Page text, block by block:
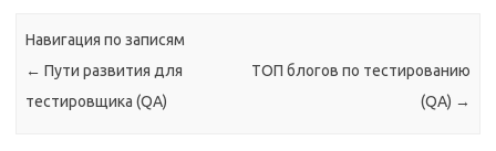
Навигация по записям
← Пути развития для
тестировщика (QA)
ТОП блогов по тестированию
(QA) →